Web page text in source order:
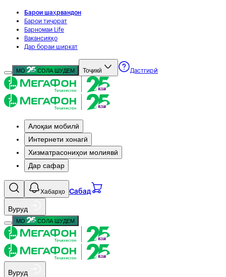
Барои шаҳрвандон
Барои тиҷорат
Барномаи Life
Вакансияҳо
Дар бораи ширкат
МО СОЛА ШУДЕМ Тоҷикӣ Дастгирӣ
Алоқаи мобилӣ
Интернети хонагӣ
Хизматрасониҳои молиявӣ
Дар сафар
Хабарҳо Сабад
Вуруд
МО СОЛА ШУДЕМ
Вуруд